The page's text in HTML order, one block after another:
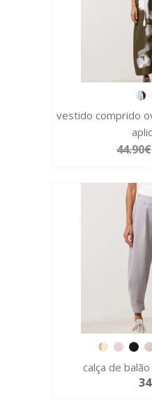
vestido comprido
44.90€
calça de